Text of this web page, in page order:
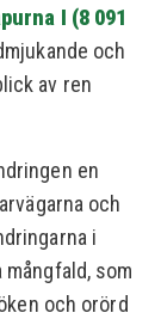
I (8 091
och
av ren
en
och
i
som
och orörd